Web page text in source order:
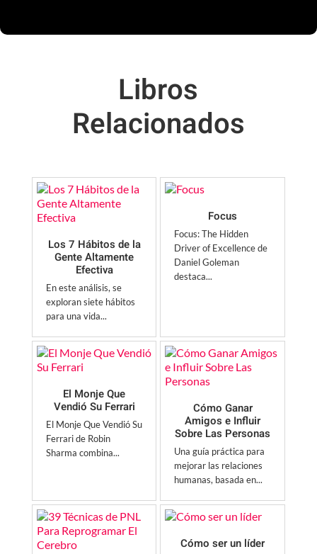
Libros
Relacionados
Los 7 Hábitos de la
Gente Altamente
Efectiva
En este análisis, se
exploran siete hábitos
para una vida...
Focus
Focus: The Hidden
Driver of Excellence de
Daniel Goleman
destaca...
El Monje Que
Vendió Su Ferrari
El Monje Que Vendió Su
Ferrari de Robin
Sharma combina...
Cómo Ganar
Amigos e Influir
Sobre Las Personas
Una guía práctica para
mejorar las relaciones
humanas, basada en...
Cómo ser un líder